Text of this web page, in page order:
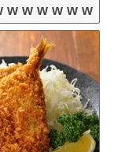
w w w w w w